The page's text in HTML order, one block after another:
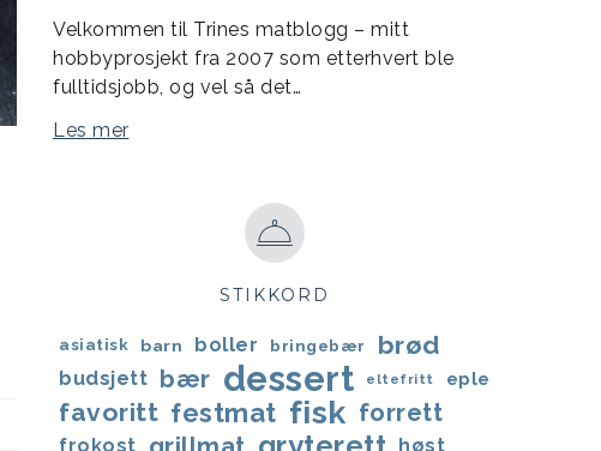
Velkommen til Trines matblogg – mitt
hobbyprosjekt fra 2007 som etterhvert ble
fulltidsjobb, og vel så det…
Les mer
STIKKORD
asiatisk barn boller bringebær brød
budsjett bær dessert eltefritt eple
favoritt festmat fisk forrett
frokost høst